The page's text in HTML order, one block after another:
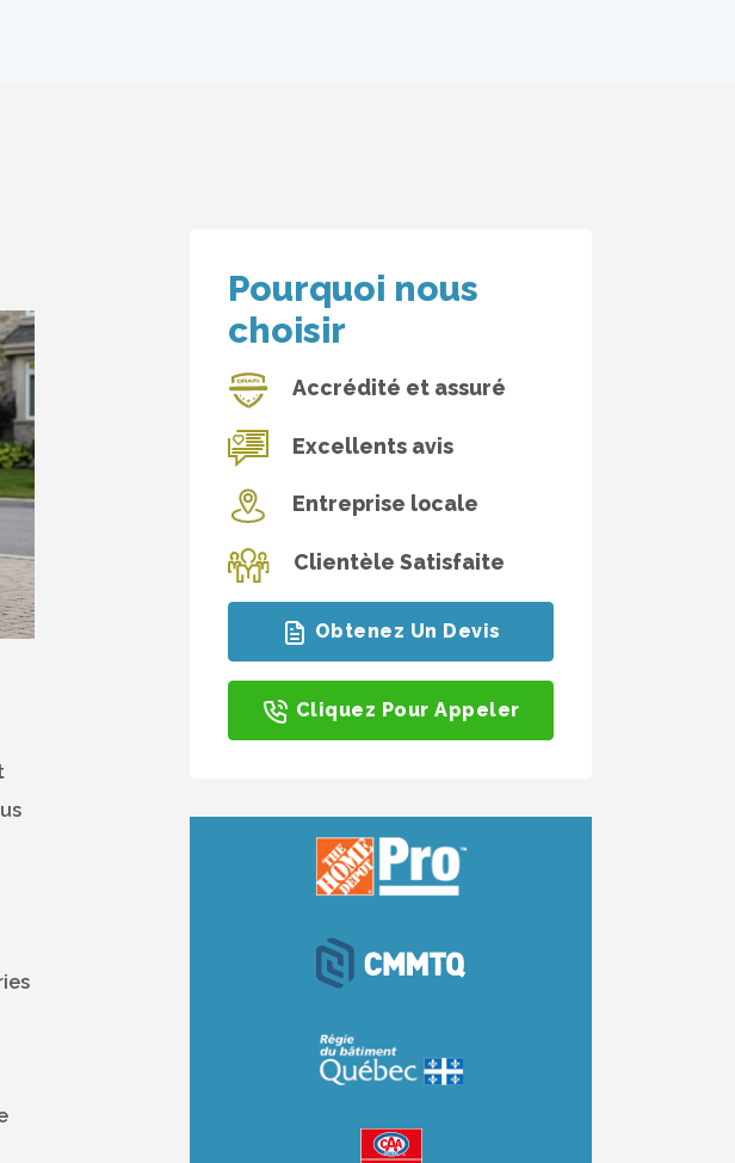
Pourquoi nous
choisir
Accrédité et assuré
Excellents avis
Entreprise locale
Clientèle Satisfaite
Obtenez Un Devis
Cliquez Pour Appeler